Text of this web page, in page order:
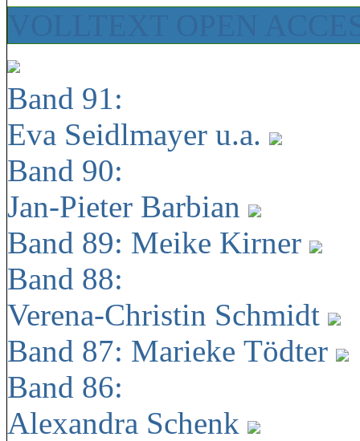
Band 91:
Eva Seidlmayer u.a.
Band 90:
Jan-Pieter Barbian
Band 89: Meike Kirner
Band 88:
Verena-Christin Schmidt
Band 87: Marieke Tödter
Band 86:
Alexandra Schenk